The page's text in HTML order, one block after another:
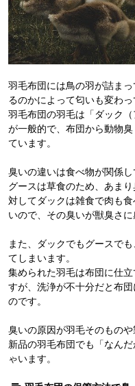
羽毛布団には鳥の羽が詰ま
るのかによって匂いも変わっ
羽毛布団の羽毛は「ダック
が一般的で、布団から動物
ています。
臭いの違いは食べ物が関係し
グースは草食のため、あまり
対してダックは雑食で肉も
いので、その臭いが獣臭さに
また、ダックでもグースで
てしまいます。
集められた羽毛は布団に仕
すが、洗浄が不十分だと布
のです。
臭いの原因が羽毛そのもの
新品の羽毛布団でも「なん
ゃいます。